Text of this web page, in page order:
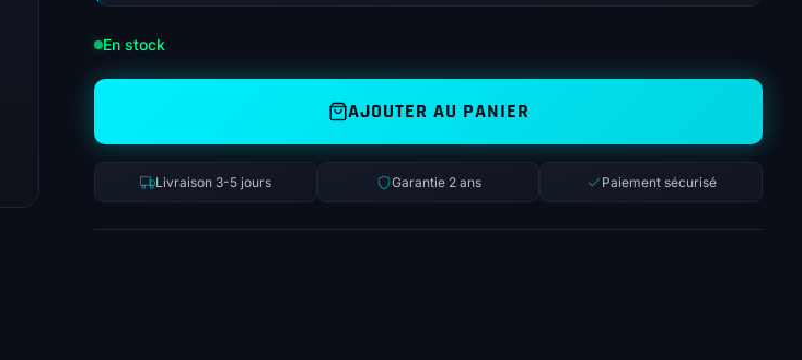
En stock
AJOUTER AU PANIER
Livraison 3-5 jours Garantie 2 ans Paiement sécurisé